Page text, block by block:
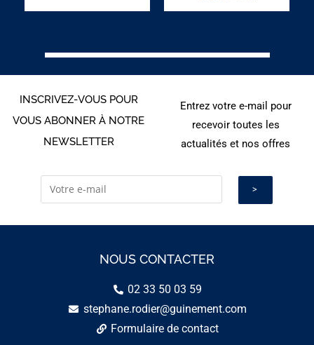
INSCRIVEZ-VOUS POUR
VOUS ABONNER À NOTRE
NEWSLETTER
Entrez votre e-mail pour
recevoir toutes les
actualités et nos offres
NOUS CONTACTER
02 33 50 03 59
stephane.rodier@guinement.com
Formulaire de contact